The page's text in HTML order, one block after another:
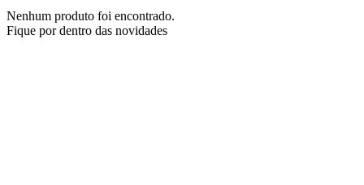
Nenhum produto foi encontrado.
Fique por dentro das novidades